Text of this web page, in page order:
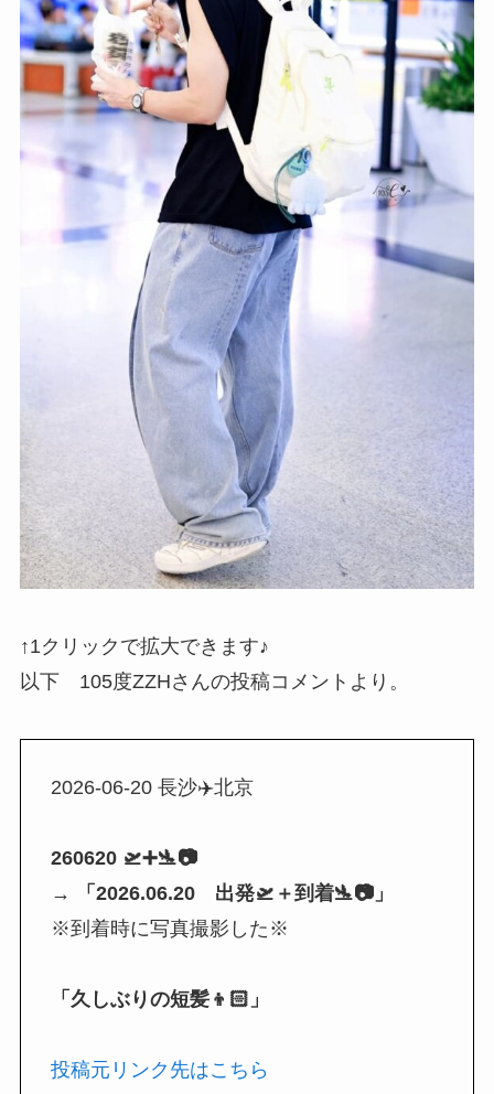
↑1クリックで拡大できます♪
以下 105度ZZHさんの投稿コメントより。
2026-06-20 長沙✈️北京
260620 🛫➕🛬📷
→ 「2026.06.20 出発🛫＋到着🛬📷」
※到着時に写真撮影した※
「久しぶりの短髪👦🏻」
投稿元リンク先はこちら